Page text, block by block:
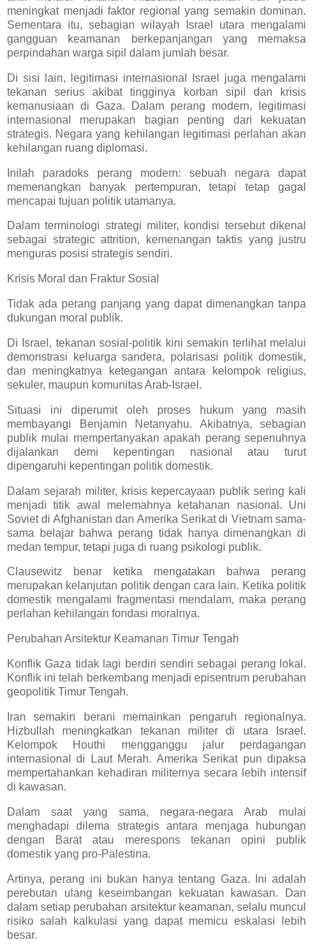
meningkat menjadi faktor regional yang semakin dominan.
Sementara itu, sebagian wilayah Israel utara mengalami
gangguan keamanan berkepanjangan yang memaksa
perpindahan warga sipil dalam jumlah besar.
Di sisi lain, legitimasi internasional Israel juga mengalami
tekanan serius akibat tingginya korban sipil dan krisis
kemanusiaan di Gaza. Dalam perang modern, legitimasi
internasional merupakan bagian penting dari kekuatan
strategis. Negara yang kehilangan legitimasi perlahan akan
kehilangan ruang diplomasi.
Inilah paradoks perang modern: sebuah negara dapat
memenangkan banyak pertempuran, tetapi tetap gagal
mencapai tujuan politik utamanya.
Dalam terminologi strategi militer, kondisi tersebut dikenal
sebagai strategic attrition, kemenangan taktis yang justru
menguras posisi strategis sendiri.
Krisis Moral dan Fraktur Sosial
Tidak ada perang panjang yang dapat dimenangkan tanpa
dukungan moral publik.
Di Israel, tekanan sosial-politik kini semakin terlihat melalui
demonstrasi keluarga sandera, polarisasi politik domestik,
dan meningkatnya ketegangan antara kelompok religius,
sekuler, maupun komunitas Arab-Israel.
Situasi ini diperumit oleh proses hukum yang masih
membayangi Benjamin Netanyahu. Akibatnya, sebagian
publik mulai mempertanyakan apakah perang sepenuhnya
dijalankan demi kepentingan nasional atau turut
dipengaruhi kepentingan politik domestik.
Dalam sejarah militer, krisis kepercayaan publik sering kali
menjadi titik awal melemahnya ketahanan nasional. Uni
Soviet di Afghanistan dan Amerika Serikat di Vietnam sama-
sama belajar bahwa perang tidak hanya dimenangkan di
medan tempur, tetapi juga di ruang psikologi publik.
Clausewitz benar ketika mengatakan bahwa perang
merupakan kelanjutan politik dengan cara lain. Ketika politik
domestik mengalami fragmentasi mendalam, maka perang
perlahan kehilangan fondasi moralnya.
Perubahan Arsitektur Keamanan Timur Tengah
Konflik Gaza tidak lagi berdiri sendiri sebagai perang lokal.
Konflik ini telah berkembang menjadi episentrum perubahan
geopolitik Timur Tengah.
Iran semakin berani memainkan pengaruh regionalnya.
Hizbullah meningkatkan tekanan militer di utara Israel.
Kelompok Houthi mengganggu jalur perdagangan
internasional di Laut Merah. Amerika Serikat pun dipaksa
mempertahankan kehadiran militernya secara lebih intensif
di kawasan.
Dalam saat yang sama, negara-negara Arab mulai
menghadapi dilema strategis antara menjaga hubungan
dengan Barat atau merespons tekanan opini publik
domestik yang pro-Palestina.
Artinya, perang ini bukan hanya tentang Gaza. Ini adalah
perebutan ulang keseimbangan kekuatan kawasan. Dan
dalam setiap perubahan arsitektur keamanan, selalu muncul
risiko salah kalkulasi yang dapat memicu eskalasi lebih
besar.